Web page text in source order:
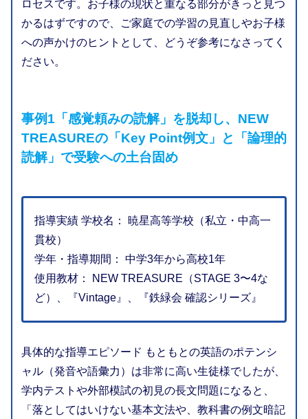
ロセスです。お子様の現状と重なる部分がきっと見つ
かるはずですので、ご家庭での学習の見直しやお子様
への声かけのヒントとして、どうぞ参考になさってく
ださい。
事例1「感覚頼みの読解」を脱却し、NEW
TREASUREの「Key Point例文」と「論理的
読解」で受験への土台固め
指導実績 学校名： 暁星高等学校（私立・中高一
貫校）
学年・指導期間： 中学3年から高校1年
使用教材： NEW TREASURE（STAGE 3〜4な
ど）、『Vintage』、『鉄緑会 確認シリーズ』
具体的な指導エピソード もともとの英語のポテンシ
ャル（発音や語彙力）は非常に高い生徒様でしたが、
学内テストや外部模試の初見の長文問題になると、
「落としてはいけない基本文法や、教科書の例文暗記